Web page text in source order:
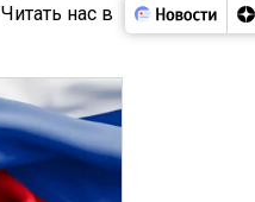
Читать нас в